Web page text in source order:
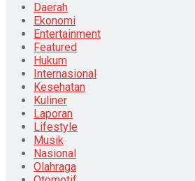
Daerah
Ekonomi
Entertainment
Featured
Hukum
Internasional
Kesehatan
Kuliner
Laporan
Lifestyle
Musik
Nasional
Olahraga